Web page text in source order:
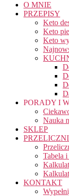
O MNIE
PRZEPISY
Keto
Keto
Keto
PORADY I
Nauka
SKLEP
Tabela
KONTAKT